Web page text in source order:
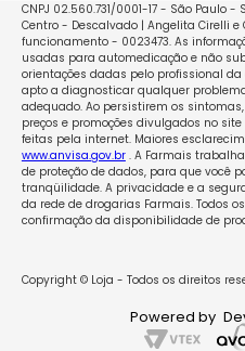
CNPJ 02.560.731/0001-17 - São Paulo -
Centro - Descalvado | Angelita Cirelli e
funcionamento - 0023473. As
usadas para automedicação e não
orientações dadas pelo profissional
apto a diagnosticar qualquer
adequado. Ao persistirem os
preços e promoções divulgados no
feitas pela internet. Maiores
www.anvisa.gov.br. A Farmais
de proteção de dados, para que você
tranqüilidade. A privacidade e a
da rede de drogarias Farmais. Todos
confirmação da disponibilidade de
Copyright © Loja - Todos os direitos
Powered by